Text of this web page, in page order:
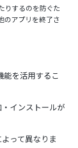
りするのを防ぐた
のアプリを終了さ
能を活用するこ
インストールが
って異なりま